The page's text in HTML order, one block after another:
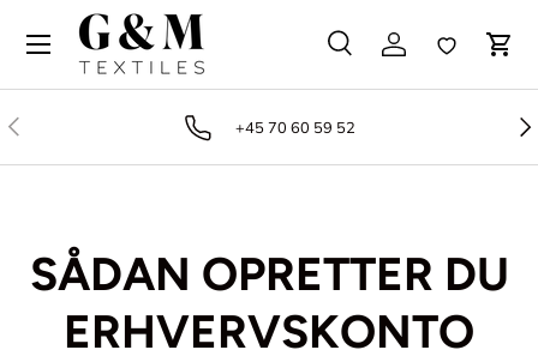
Gå til indhold
Søg
Produkttype
Søg Log påFavoritter
Tidligere +45 70 60 59 52
SÅDAN OPRETTER DU
ERHVERVSKONTO